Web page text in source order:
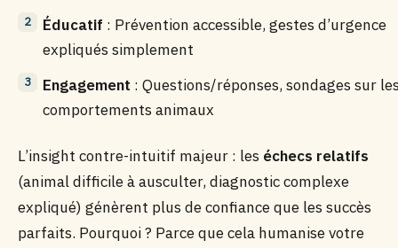
Éducatif : Prévention accessible, gestes d’urgence
expliqués simplement
Engagement : Questions/réponses, sondages sur
comportements animaux
L’insight contre-intuitif majeur : les échecs relatifs
(animal difficile à ausculter, diagnostic complexe
expliqué) génèrent plus de confiance que les succès
parfaits. Pourquoi ? Parce que cela humanise votre